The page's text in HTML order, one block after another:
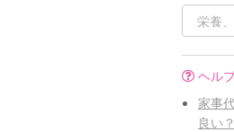
ヘル
家事
良い？